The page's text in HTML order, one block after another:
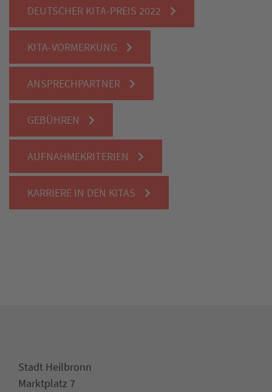
DEUTSCHER KITA-PREIS 2022
KITA-VORMERKUNG
ANSPRECHPARTNER
GEBÜHREN
AUFNAHMEKRITERIEN
KARRIERE IN DEN KITAS
Stadt Heilbronn
Marktplatz 7